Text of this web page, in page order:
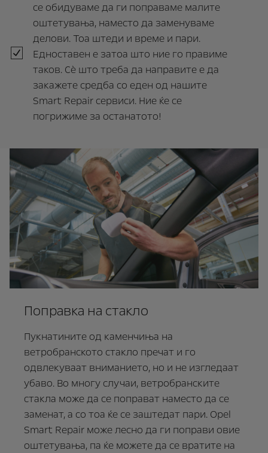
се обидуваме да ги поправаме малите
оштетувања, наместо да заменуваме
делови. Тоа штеди и време и пари.
Едноставен е затоа што ние го правиме
таков. Сè што треба да направите е да
закажете средба со еден од нашите
Smart Repair сервиси. Ние ќе се
погрижиме за останатото!
Поправка на стакло
Пукнатините од каменчиња на
ветробранското стакло пречат и го
одвлекуваат вниманието, но и не изгледаат
убаво. Во многу случаи, ветробранските
стакла може да се поправат наместо да се
заменат, а со тоа ќе се заштедат пари. Opel
Smart Repair може лесно да ги поправи овие
оштетувања, па ќе можете да се вратите на